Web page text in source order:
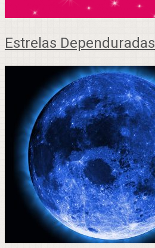
Estrelas Dependuradas